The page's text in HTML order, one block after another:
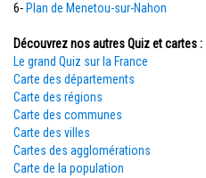
6- Plan de Menetou-sur-Nahon
Découvrez nos autres Quiz et cartes :
Le grand Quiz sur la France
Carte des départements
Carte des régions
Carte des communes
Carte des villes
Cartes des agglomérations
Carte de la population